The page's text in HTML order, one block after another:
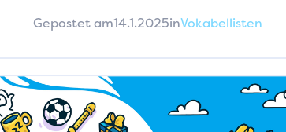
Gepostet am14.1.2025inVokabellisten